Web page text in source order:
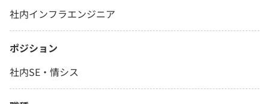
社内インフラエンジニア
ポジション
社内SE・情シス